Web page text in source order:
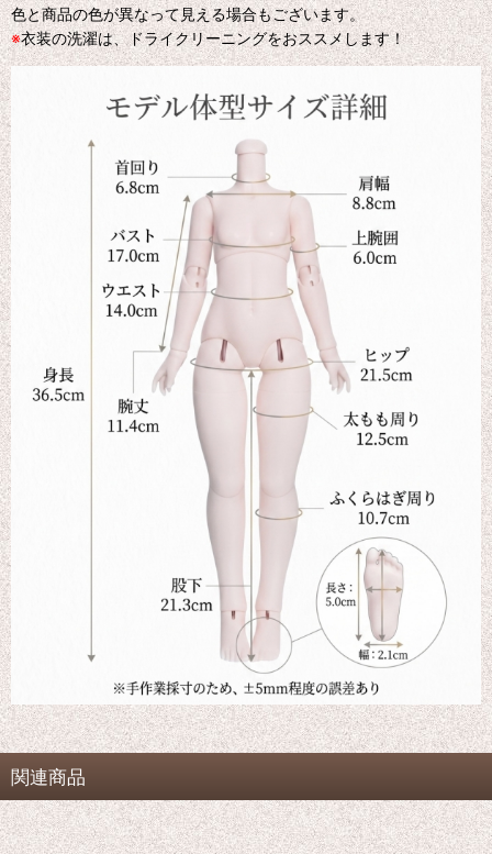
色と商品の色が異なって見える場合もございます。
※衣装の洗濯は、ドライクリーニングをおススメします！
関連商品